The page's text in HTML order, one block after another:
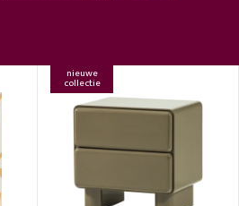
nieuwe
collectie